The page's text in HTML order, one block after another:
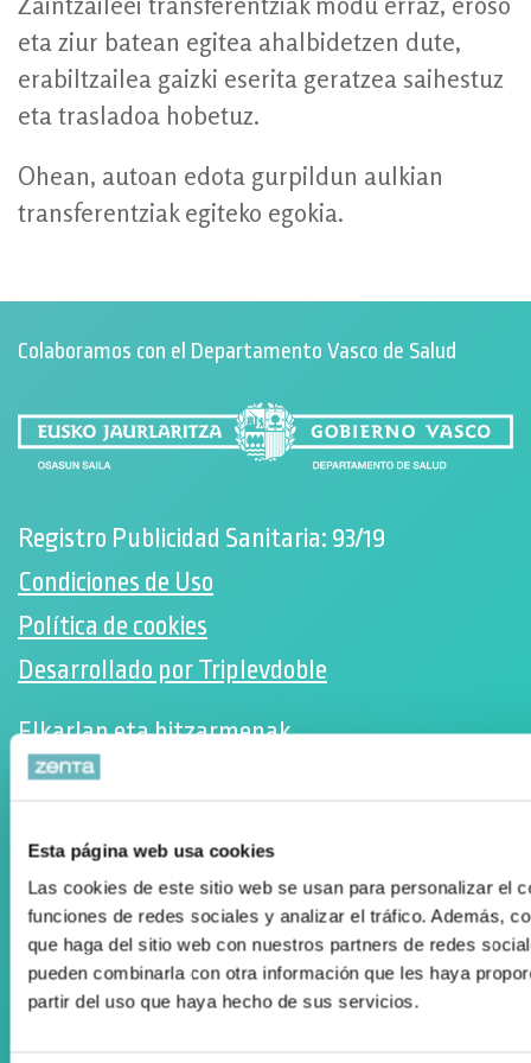
Esta página web usa cookies
Las cookies de este sitio web se usan para personalizar el
funciones de redes sociales y analizar el tráfico. Además,
que haga del sitio web con nuestros partners de redes
pueden combinarla con otra información que les haya
partir del uso que haya hecho de sus servicios.
eta ziur batean egitea ahalbidetzen dute,
erabiltzailea gaizki eserita geratzea saihestuz
eta trasladoa hobetuz.
Ohean, autoan edota gurpildun aulkian
transferentziak egiteko egokia.
Colaboramos con el Departamento Vasco de Salud
Registro Publicidad Sanitaria: 93/19
Condiciones de Uso
Política de cookies
Desarrollado por Triplevdoble
Elkarlan eta hitzarmenak
Diru-laguntzen kudeaketan aholkularitza
Facebook
Instagram
ORTOPEDIA ZENTA
Aguila Eraikina - Errekalde, 59